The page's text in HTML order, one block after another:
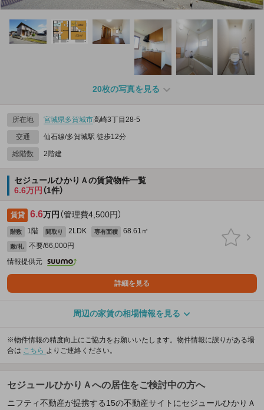
20枚の写真を見る
所在地 宮城県多賀城市高崎3丁目28-5
交通 仙石線/多賀城駅 徒歩12分
総階数 2階建
セジュールひかりＡの賃貸物件一覧
6.6万円 （1件）
賃貸 6.6万円 （管理費4,500円）
階数 1階 間取り 2LDK 専有面積 68.61㎡
敷/礼
不要/66,000円
情報提供元
詳細を見る
周辺の家賃の相場情報を見る
※物件情報の精度向上にご協力をお願いいたします。物件情報に誤りがある場
合は こちら よりご連絡ください。
セジュールひかりＡへの居住をご検討中の方へ
ニフティ不動産が提携する15の不動産サイトにセジュールひかりＡ